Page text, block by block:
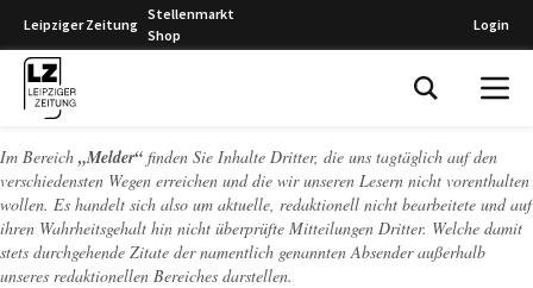
Leipziger Zeitung
Stellenmarkt
Shop
Login
Im Bereich „Melder“ finden Sie Inhalte Dritter, die uns tagtäglich auf den
verschiedensten Wegen erreichen und die wir unseren Lesern nicht vorenthalten
wollen. Es handelt sich also um aktuelle, redaktionell nicht bearbeitete und auf
ihren Wahrheitsgehalt hin nicht überprüfte Mitteilungen Dritter. Welche damit
stets durchgehende Zitate der namentlich genannten Absender außerhalb
unseres redaktionellen Bereiches darstellen.